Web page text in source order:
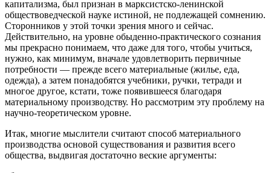
капитализма, был признан в марксистско-ленинской
обществоведческой науке истиной, не подлежащей сомнению.
Сторонников у этой точки зрения много и сейчас.
Действительно, на уровне обыденно-практического сознания
мы прекрасно понимаем, что даже для того, чтобы учиться,
нужно, как минимум, вначале удовлетворить первичные
потребности — прежде всего материальные (жилье, еда,
одежда), а затем понадобятся учебники, ручки, тетради и
многое другое, кстати, тоже появившееся благодаря
материальному производству. Но рассмотрим эту проблему на
научно-теоретическом уровне.
Итак, многие мыслители считают способ материального
производства основой существования и развития всего
общества, выдвигая достаточно веские аргументы: